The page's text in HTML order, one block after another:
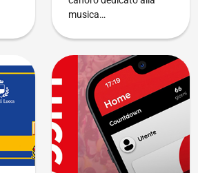
musica…